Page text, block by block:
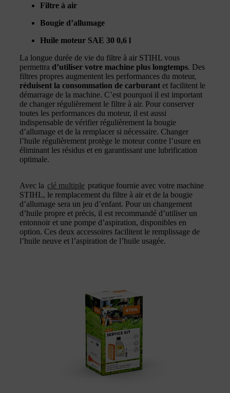
Filtre à air
Bougie d’allumage
Huile moteur SAE 30 0,6 l
La longue durée de vie du filtre à air STIHL vous
permettra d’utiliser votre machine plus longtemps. Des
filtres propres augmentent les performances du moteur,
réduisent la consommation de carburant et facilitent le
démarrage de la machine. C’est pourquoi il est important
de changer régulièrement le filtre à air. Pour conserver
toutes les performances du moteur, il est aussi
indispensable de vérifier régulièrement la bougie
d’allumage et de la remplacer si nécessaire. Changer
l’huile régulièrement protège le moteur contre l’usure en
éliminant les résidus et en garantissant une lubrification
optimale.
Avec la clé multiple pratique fournie avec votre machine
STIHL, le remplacement du filtre à air et de la bougie
d’allumage sera un jeu d’enfant. Pour un changement
d’huile propre et précis, il est recommandé d’utiliser un
entonnoir et une pompe d’aspiration, disponibles en
option. Ces deux accessoires facilitent le remplissage de
l’huile neuve et l’aspiration de l’huile usagée.